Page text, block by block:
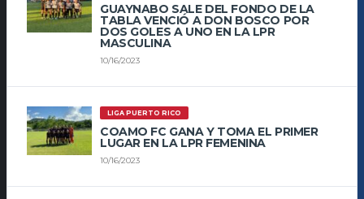
GUAYNABO SALE DEL FONDO DE LA
TABLA VENCIÓ A DON BOSCO POR
DOS GOLES A UNO EN LA LPR
MASCULINA
10/16/2023
LIGA PUERTO RICO
COAMO FC GANA Y TOMA EL PRIMER
LUGAR EN LA LPR FEMENINA
10/16/2023